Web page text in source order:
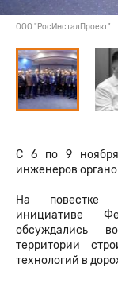
ООО "РосИнсталПроект"
С 6 по 9 ноября
инженеров
На повестке
инициативе
обсуждались
территории
технологий в